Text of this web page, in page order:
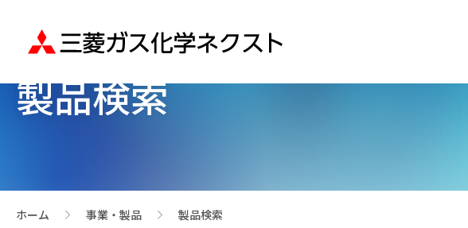
製品検索
ホーム 事業・製品 製品検索